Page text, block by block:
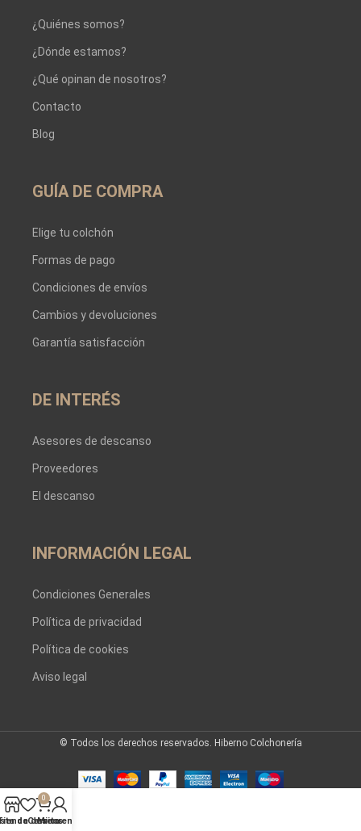
¿Quiénes somos?
¿Dónde estamos?
¿Qué opinan de nosotros?
Contacto
Blog
GUÍA DE COMPRA
Elige tu colchón
Formas de pago
Condiciones de envíos
Cambios y devoluciones
Garantía satisfacción
DE INTERÉS
Asesores de descanso
Proveedores
El descanso
INFORMACIÓN LEGAL
Condiciones Generales
Política de privacidad
Política de cookies
Aviso legal
© Todos los derechos reservados. Hiberno Colchonería
de deseos
0
Carrito
Mi cuenta